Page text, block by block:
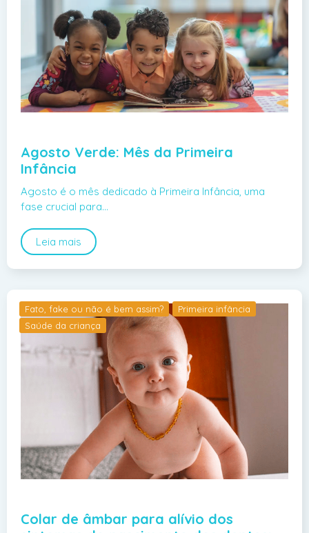
Agosto Verde: Mês da Primeira
Infância
Agosto é o mês dedicado à Primeira Infância, uma
fase crucial para…
Leia mais
Fato, fake ou não é bem assim?
Primeira infância
Saúde da criança
Colar de âmbar para alívio dos